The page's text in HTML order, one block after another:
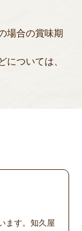
場合の賞味期
ついては、
ます。知久屋